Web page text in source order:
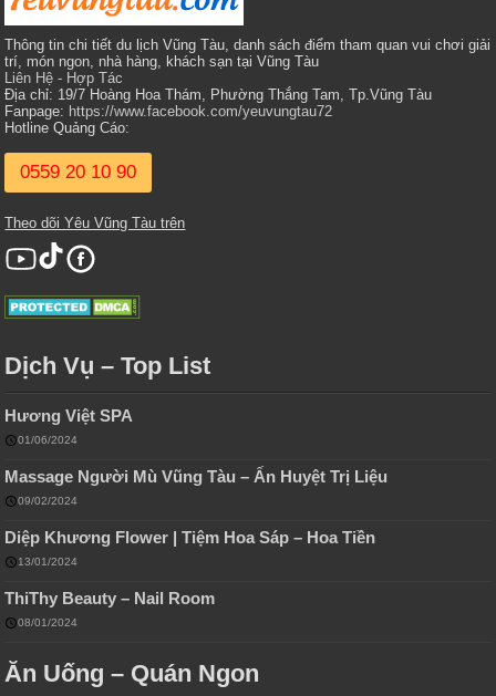
Thông tin chi tiết du lịch Vũng Tàu, danh sách điểm tham quan vui chơi giải
trí, món ngon, nhà hàng, khách sạn tại Vũng Tàu
Liên Hệ - Hợp Tác
Địa chỉ: 19/7 Hoàng Hoa Thám, Phường Thắng Tam, Tp.Vũng Tàu
Fanpage: https://www.facebook.com/yeuvungtau72
Hotline Quảng Cáo:
0559 20 10 90
Theo dõi Yêu Vũng Tàu trên
Dịch Vụ – Top List
Hương Việt SPA
01/06/2024
Massage Người Mù Vũng Tàu – Ấn Huyệt Trị Liệu
09/02/2024
Diệp Khương Flower | Tiệm Hoa Sáp – Hoa Tiền
13/01/2024
ThiThy Beauty – Nail Room
08/01/2024
Ăn Uống – Quán Ngon